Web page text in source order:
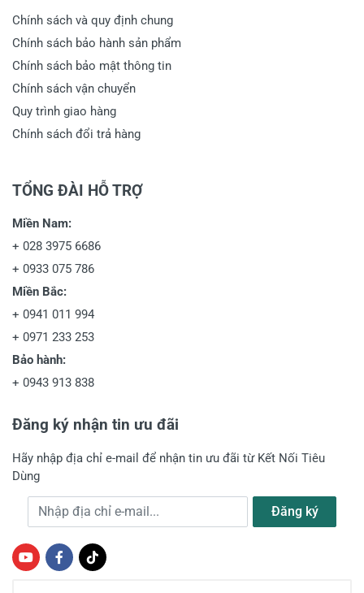
Gửi nhận xét
Chính sách và quy định chung
Chính sách bảo hành sản phẩm
Chính sách bảo mật thông tin
Chính sách vận chuyển
Quy trình giao hàng
Chính sách đổi trả hàng
TỔNG ĐÀI HỖ TRỢ
Miền Nam:
+ 028 3975 6686
+ 0933 075 786
Miền Bắc:
+ 0941 011 994
+ 0971 233 253
Bảo hành:
+ 0943 913 838
Đăng ký nhận tin ưu đãi
Hãy nhập địa chỉ e-mail để nhận tin ưu đãi từ Kết Nối Tiêu
Dùng
Địa chỉ e-mail Đăng ký